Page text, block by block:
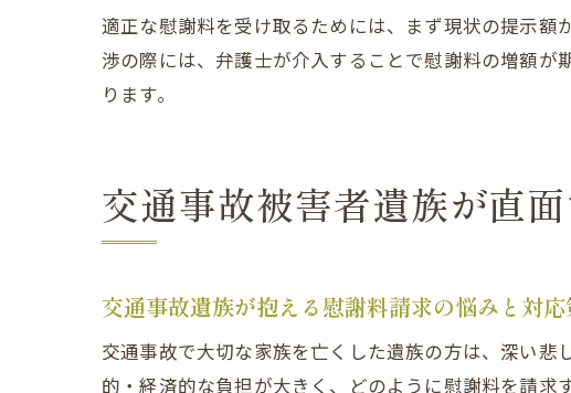
適正な慰謝料を受け取るためには、まず現状の提示
渉の際には、弁護士が介入することで慰謝料の増額
ります。
交通事故被害者遺族が直
交通事故遺族が抱える慰謝料請求の悩みと対応
交通事故で大切な家族を亡くした遺族の方は、深い
的・経済的な負担が大きく、どのように慰謝料を請求